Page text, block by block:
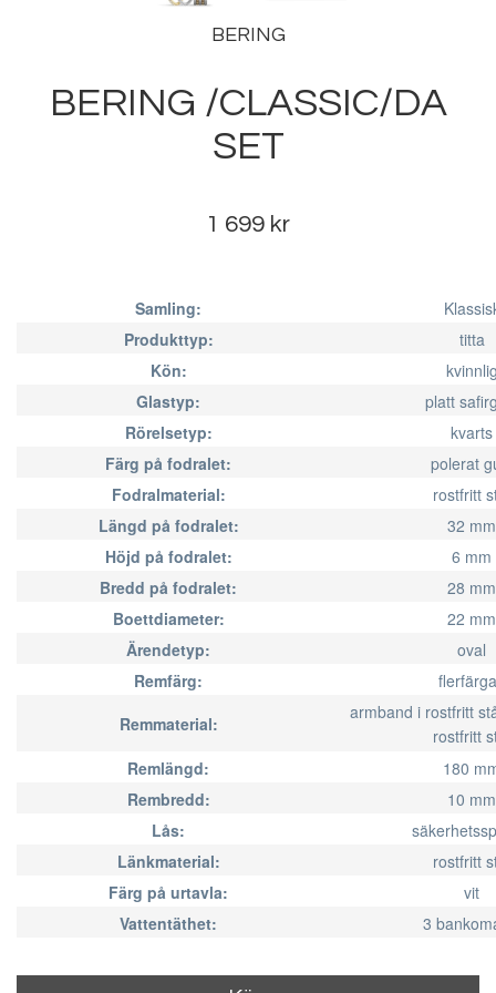
BERING
BERING /CLASSIC/DA
SET
1 699 kr
Samling:
Produkttyp:
titta
Kön:
Glastyp:
platt
Rörelsetyp:
kvarts
Färg på fodralet:
polerat
Fodralmaterial:
rostfritt
Längd på fodralet:
32 mm
Höjd på fodralet:
6 mm
Bredd på fodralet:
28 mm
Boettdiameter:
22 mm
Ärendetyp:
oval
Remfärg:
Remmaterial:
armband i rostfritt
rostfritt
Remlängd:
180
Rembredd:
10 mm
Lås:
Länkmaterial:
rostfritt
Färg på urtavla:
vit
Vattentäthet:
3